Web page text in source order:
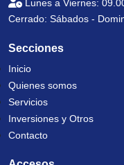
Lunes a Viernes:
Cerrado: Sábados -
Secciones
Inicio
Quienes somos
Servicios
Inversiones y Otros
Contacto